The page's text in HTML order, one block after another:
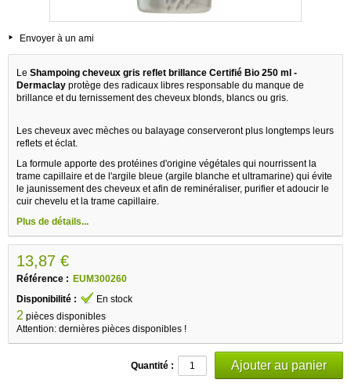
Envoyer à un ami
Le Shampoing cheveux gris reflet brillance Certifié Bio 250 ml -
Dermaclay protège des radicaux libres responsable du manque de
brillance et du ternissement des cheveux blonds, blancs ou gris.
Les cheveux avec mèches ou balayage conserveront plus longtemps leurs
reflets et éclat.
La formule apporte des protéines d'origine végétales qui nourrissent la
trame capillaire et de l'argile bleue (argile blanche et ultramarine) qui évite
le jaunissement des cheveux et afin de reminéraliser, purifier et adoucir le
cuir chevelu et la trame capillaire.
Plus de détails...
13,87 €
Référence : EUM300260
Disponibilité :
En stock
2 pièces disponibles
Attention: dernières pièces disponibles !
Quantité :